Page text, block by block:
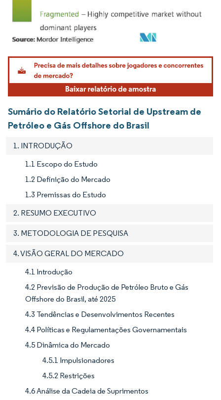
Imagem © Mordor Intelligence. O reuso requer atribuição conforme CC BY 4.0.
Sumário do Relatório Setorial de Upstream de
Petróleo e Gás Offshore do Brasil
1. INTRODUÇÃO
1.1 Escopo do Estudo
1.2 Definição do Mercado
1.3 Premissas do Estudo
2. RESUMO EXECUTIVO
3. METODOLOGIA DE PESQUISA
4. VISÃO GERAL DO MERCADO
4.1 Introdução
4.2 Previsão de Produção de Petróleo Bruto e Gás
Offshore do Brasil, até 2025
4.3 Tendências e Desenvolvimentos Recentes
4.4 Políticas e Regulamentações Governamentais
4.5 Dinâmica do Mercado
4.5.1 Impulsionadores
4.5.2 Restrições
4.6 Análise da Cadeia de Suprimentos